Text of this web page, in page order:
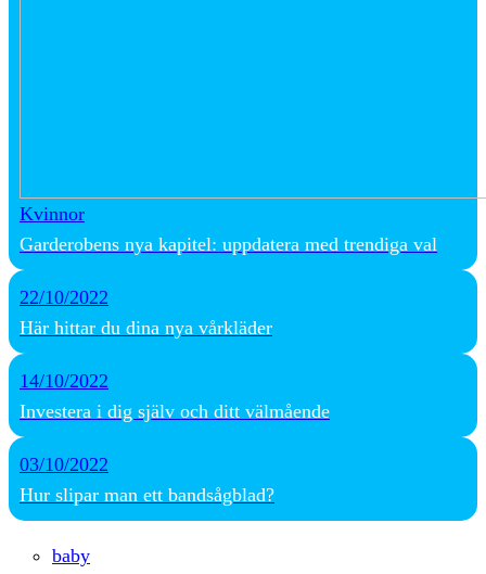
Kvinnor
Garderobens nya kapitel: uppdatera med trendiga val
22/10/2022
Här hittar du dina nya vårkläder
14/10/2022
Investera i dig själv och ditt välmående
03/10/2022
Hur slipar man ett bandsågblad?
baby